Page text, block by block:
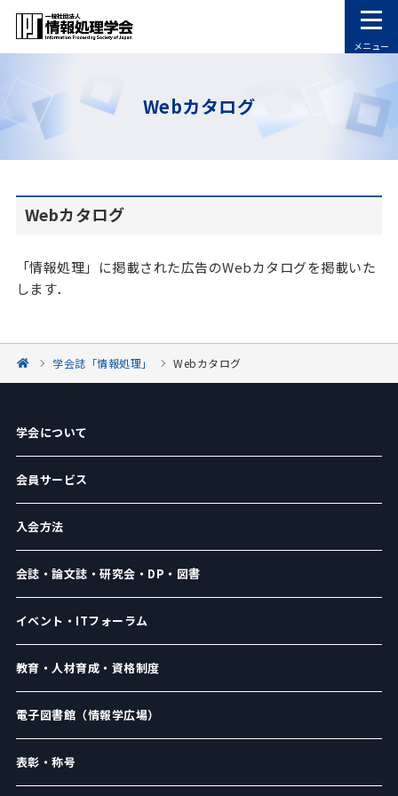
メニュー
Webカタログ
Webカタログ
「情報処理」に掲載された広告のWebカタログを掲載いた
します．
学会誌「情報処理」 Webカタログ
学会について
会員サービス
入会方法
会誌・論文誌・研究会・DP・図書
イベント・ITフォーラム
教育・人材育成・資格制度
電子図書館（情報学広場）
表彰・称号